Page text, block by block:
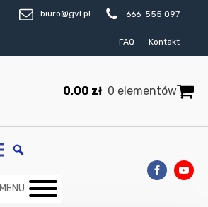
biuro@gvl.pl 666 555 097
FAQ Kontakt
0,00 zł 0 elementów
MENU